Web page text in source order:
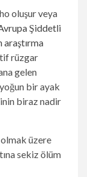
oluşur veya
Şiddetli
araştırma
rüzgar
gelen
bir ayak
biraz nadir
üzere
sekiz ölüm